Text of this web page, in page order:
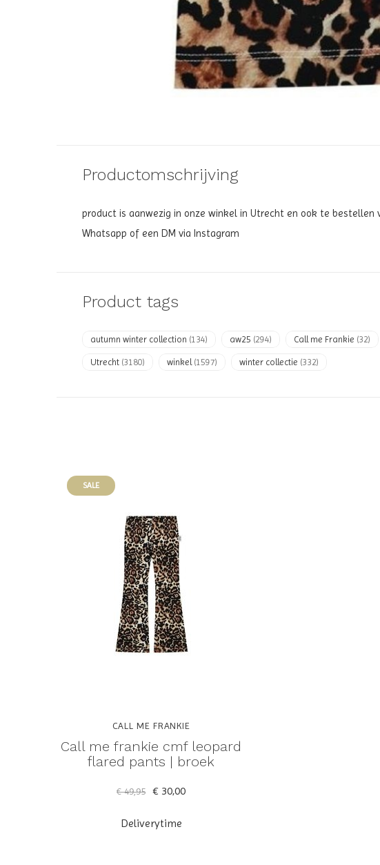
Productomschrijving
product is aanwezig in onze winkel in Utrecht en ook te bestellen
Whatsapp of een DM via Instagram
Product tags
autumn winter collection (134) aw25 (294) Call me Frankie (32)
Utrecht (3180) winkel (1597) winter collectie (332)
SALE
CALL ME FRANKIE
Call me frankie cmf leopard
flared pants | broek
€ 49,95 € 30,00
Deliverytime